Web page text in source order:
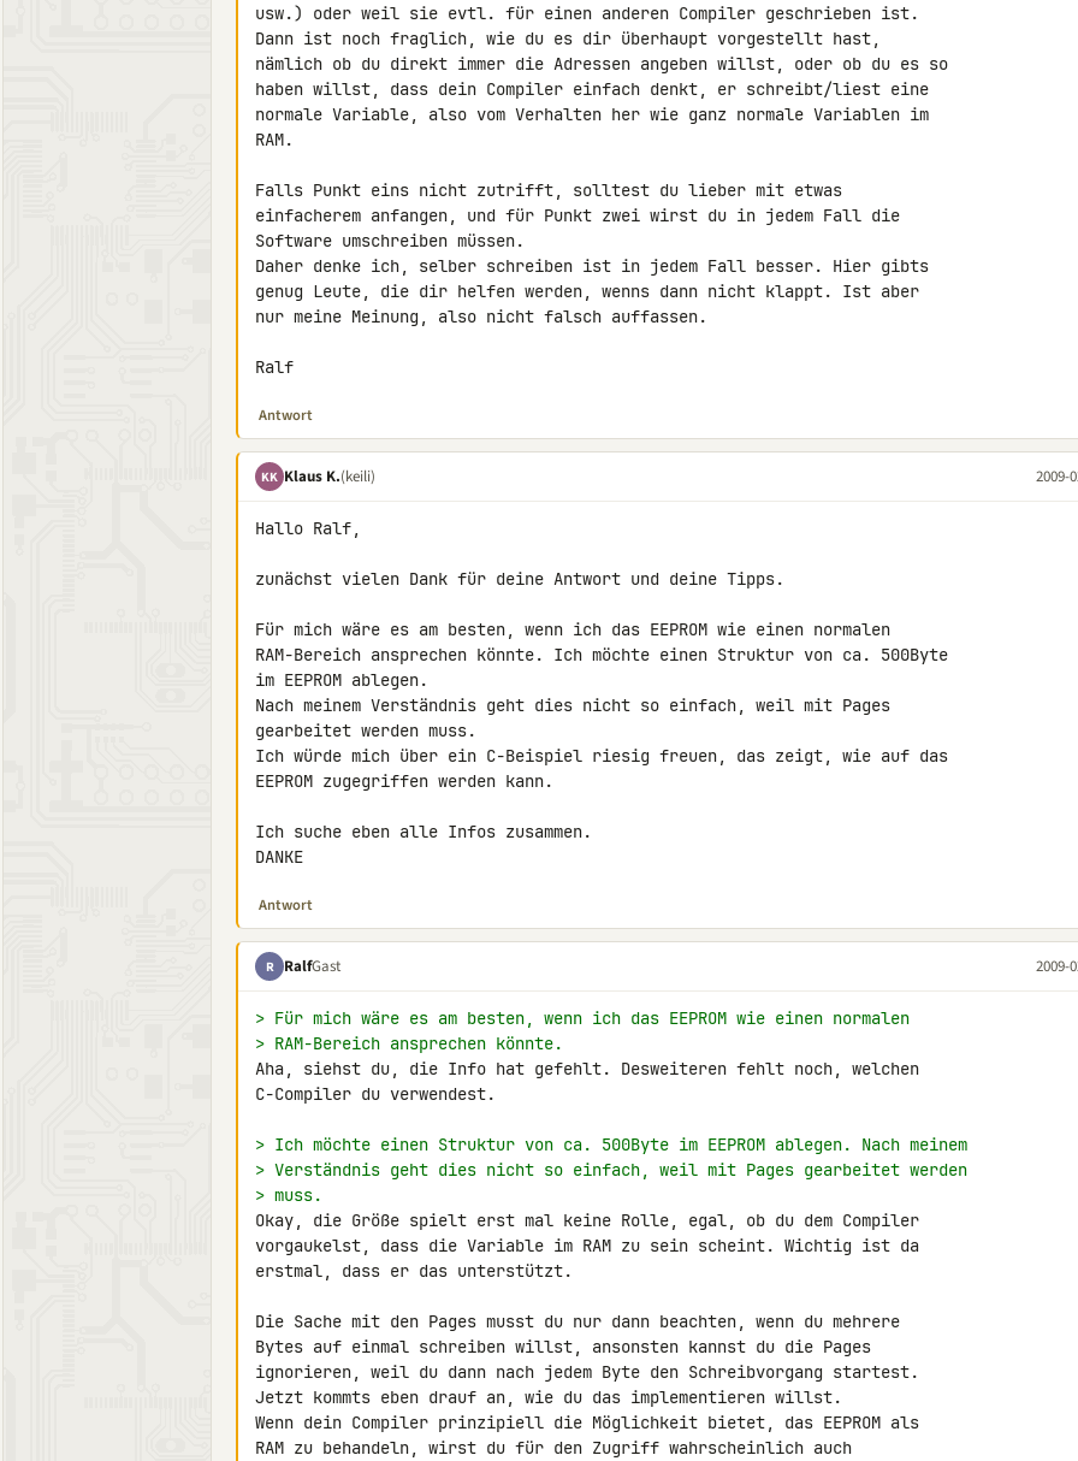
usw.) oder weil sie evtl. für einen anderen Compiler geschrieben ist.
Dann ist noch fraglich, wie du es dir überhaupt vorgestellt hast,
nämlich ob du direkt immer die Adressen angeben willst, oder ob du es so
haben willst, dass dein Compiler einfach denkt, er schreibt/liest eine
normale Variable, also vom Verhalten her wie ganz normale Variablen im
RAM.
Falls Punkt eins nicht zutrifft, solltest du lieber mit etwas
einfacherem anfangen, und für Punkt zwei wirst du in jedem Fall die
Software umschreiben müssen.
Daher denke ich, selber schreiben ist in jedem Fall besser. Hier gibts
genug Leute, die dir helfen werden, wenns dann nicht klappt. Ist aber
nur meine Meinung, also nicht falsch auffassen.
Ralf
Antwort
KK Klaus K.(keili) 2009-
Hallo Ralf,
zunächst vielen Dank für deine Antwort und deine Tipps.
Für mich wäre es am besten, wenn ich das EEPROM wie einen normalen
RAM-Bereich ansprechen könnte. Ich möchte einen Struktur von ca. 500Byte
im EEPROM ablegen.
Nach meinem Verständnis geht dies nicht so einfach, weil mit Pages
gearbeitet werden muss.
Ich würde mich über ein C-Beispiel riesig freuen, das zeigt, wie auf das
EEPROM zugegriffen werden kann.
Ich suche eben alle Infos zusammen.
DANKE
Antwort
R RalfGast 2009-
> Für mich wäre es am besten, wenn ich das EEPROM wie einen normalen
> RAM-Bereich ansprechen könnte.
Aha, siehst du, die Info hat gefehlt. Desweiteren fehlt noch, welchen
C-Compiler du verwendest.
> Ich möchte einen Struktur von ca. 500Byte im EEPROM ablegen. Nach meinem
> Verständnis geht dies nicht so einfach, weil mit Pages gearbeitet werden
> muss.
Okay, die Größe spielt erst mal keine Rolle, egal, ob du dem Compiler
vorgaukelst, dass die Variable im RAM zu sein scheint. Wichtig ist da
erstmal, dass er das unterstützt.
Die Sache mit den Pages musst du nur dann beachten, wenn du mehrere
Bytes auf einmal schreiben willst, ansonsten kannst du die Pages
ignorieren, weil du dann nach jedem Byte den Schreibvorgang startest.
Jetzt kommts eben drauf an, wie du das implementieren willst.
Wenn dein Compiler prinzipiell die Möglichkeit bietet, das EEPROM als
RAM zu behandeln, wirst du für den Zugriff wahrscheinlich auch